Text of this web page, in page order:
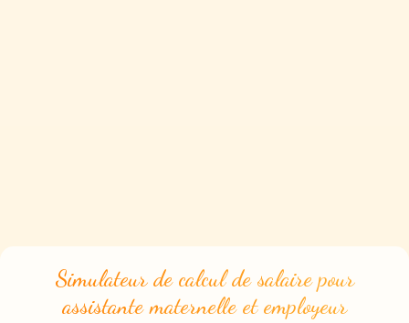
Simulateur de calcul de salaire pour
assistante maternelle et employeur